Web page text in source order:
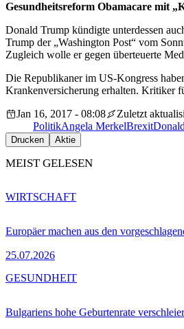
Gesundheitsreform Obamacare mit
Donald Trump kündigte unterdessen
Trump der „Washington Post“ vom
Zugleich wolle er gegen überteuerte
Die Republikaner im US-Kongress
Krankenversicherung erhalten. Kritiker
Jan 16, 2017 - 08:08
Zuletzt
PolitikAngela MerkelBrexit
Drucken Aktie
MEIST GELESEN
Europäer machen aus den
25.07.2026
WIRTSCHAFT
Bulgariens hohe Geburtenrate
GESUNDHEIT